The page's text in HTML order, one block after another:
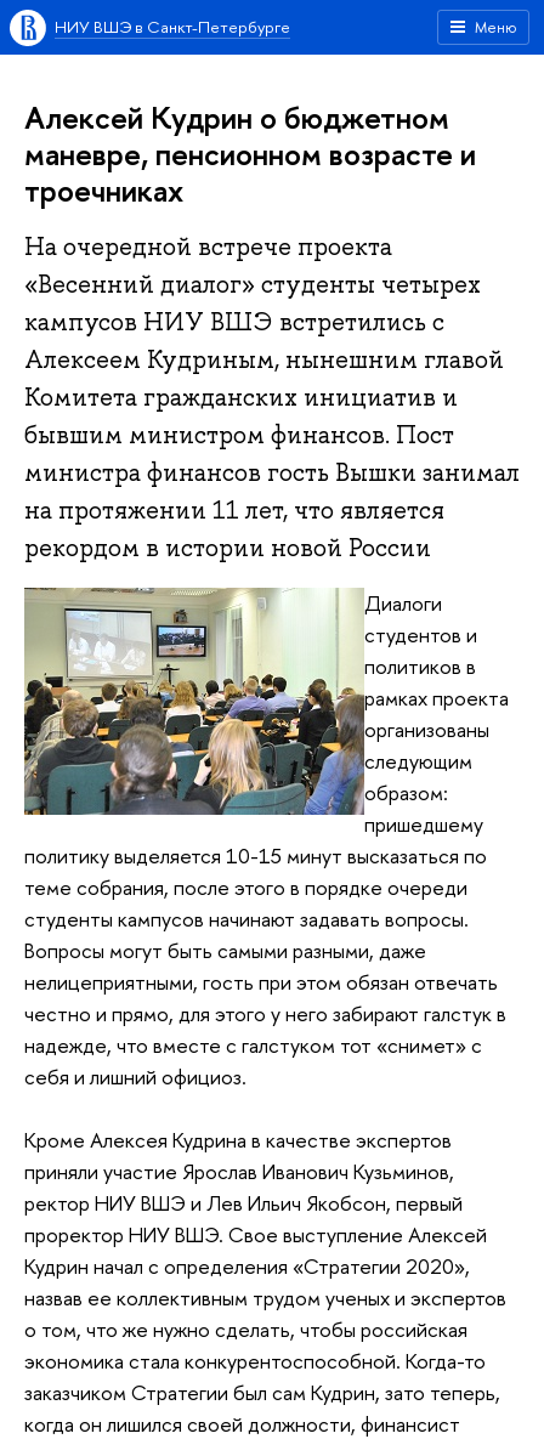
Меню
НИУ ВШЭ в Санкт-Петербурге
Алексей Кудрин о бюджетном
маневре, пенсионном возрасте и
троечниках
На очередной встрече проекта
«Весенний диалог» студенты четырех
кампусов НИУ ВШЭ встретились с
Алексеем Кудриным, нынешним главой
Комитета гражданских инициатив и
бывшим министром финансов. Пост
министра финансов гость Вышки занимал
на протяжении 11 лет, что является
рекордом в истории новой России
Диалоги
студентов и
политиков в
рамках проекта
организованы
следующим
образом:
пришедшему
политику выделяется 10-15 минут высказаться по
теме собрания, после этого в порядке очереди
студенты кампусов начинают задавать вопросы.
Вопросы могут быть самыми разными, даже
нелицеприятными, гость при этом обязан отвечать
честно и прямо, для этого у него забирают галстук в
надежде, что вместе с галстуком тот «снимет» с
себя и лишний официоз.
Кроме Алексея Кудрина в качестве экспертов
приняли участие Ярослав Иванович Кузьминов,
ректор НИУ ВШЭ и Лев Ильич Якобсон, первый
проректор НИУ ВШЭ. Свое выступление Алексей
Кудрин начал с определения «Стратегии 2020»,
назвав ее коллективным трудом ученых и экспертов
о том, что же нужно сделать, чтобы российская
экономика стала конкурентоспособной. Когда-то
заказчиком Стратегии был сам Кудрин, зато теперь,
когда он лишился своей должности, финансист